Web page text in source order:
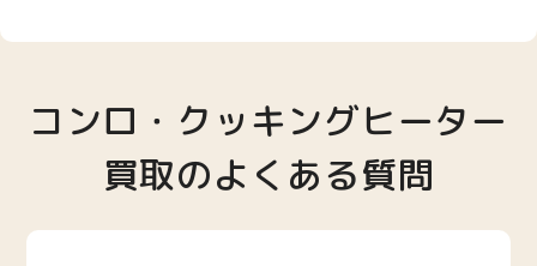
コンロ・クッキングヒーター
買取のよくある質問